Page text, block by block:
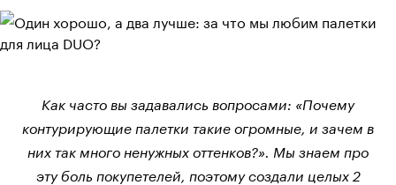
Как часто вы задавались вопросами: «Почему
контурирующие палетки такие огромные, и зачем в
них так много ненужных оттенков?». Мы знаем про
эту боль покупетелей, поэтому создали целых 2